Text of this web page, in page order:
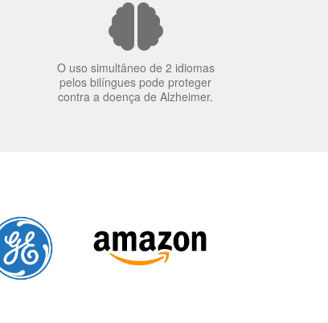
O uso simultâneo de 2 idiomas
pelos bilíngues pode proteger
contra a doença de Alzheimer.